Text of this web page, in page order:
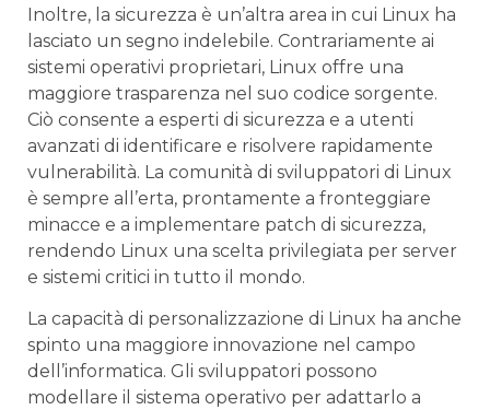
Inoltre, ⁤la sicurezza è ⁢un’altra⁢ area in cui ⁤Linux ha
lasciato un ⁣segno indelebile. Contrariamente ai
sistemi operativi ​proprietari, Linux offre una
maggiore trasparenza ⁣nel ⁢suo‍ codice sorgente.
Ciò consente‍ a esperti di‌ sicurezza e a utenti‌
avanzati di identificare e risolvere rapidamente
vulnerabilità.⁢ La comunità ​di sviluppatori di ​Linux
è sempre all’erta, prontamente⁤ a ⁢fronteggiare⁣
minacce ⁤e a implementare ​patch di sicurezza,
rendendo Linux una ​scelta ⁤privilegiata per ‍server
e ⁢sistemi critici in tutto il mondo.
La capacità⁣ di personalizzazione di Linux ha anche
spinto una⁤ maggiore ⁢innovazione nel campo
dell’informatica. Gli ⁤sviluppatori⁣ possono
⁣modellare ⁢il sistema operativo ⁢per adattarlo a